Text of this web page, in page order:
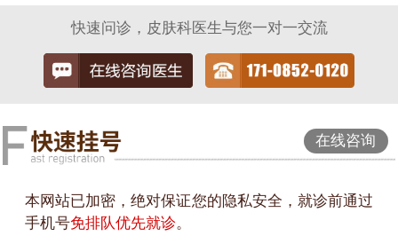
快速问诊，皮肤科医生与您一对一交流
在线咨询
本网站已加密，绝对保证您的隐私安全，就诊前通过
手机号免排队优先就诊。